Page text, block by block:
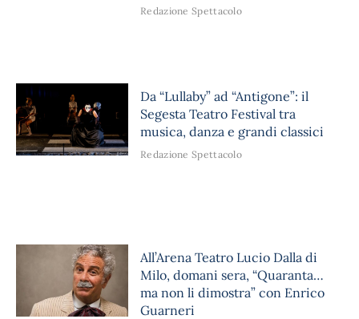
Redazione Spettacolo
Da “Lullaby” ad “Antigone”: il
Segesta Teatro Festival tra
musica, danza e grandi classici
Redazione Spettacolo
All’Arena Teatro Lucio Dalla di
Milo, domani sera, “Quaranta…
ma non li dimostra” con Enrico
Guarneri